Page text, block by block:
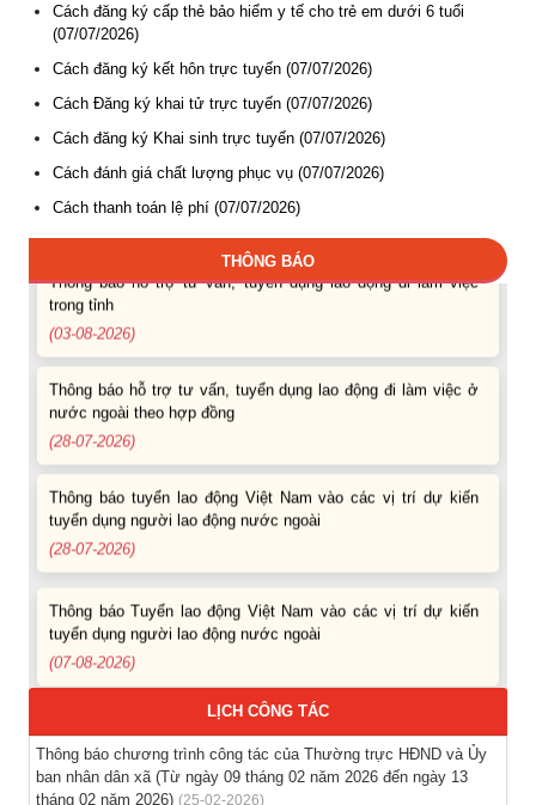
Cách đăng ký cấp thẻ bảo hiểm y tế cho trẻ em dưới 6 tuổi
(07/07/2026)
Cách đăng ký kết hôn trực tuyến (07/07/2026)
Cách Đăng ký khai tử trực tuyến (07/07/2026)
Cách đăng ký Khai sinh trực tuyến (07/07/2026)
Cách đánh giá chất lượng phục vụ (07/07/2026)
Cách thanh toán lệ phí (07/07/2026)
THÔNG BÁO
Thông báo Tuyển lao động Việt Nam vào các vị trí dự kiến
tuyển dụng người lao động nước ngoài
Thông báo các khóa đào tạo năm học 2026-2027
(04-08-2026)
Thông báo hỗ trợ tư vấn, tuyển dụng lao động đi làm việc
trong tỉnh
(03-08-2026)
nước ngoài theo hợp đồng
(28-07-2026)
tuyển dụng người lao động nước ngoài
(28-07-2026)
tuyển dụng người lao động nước ngoài
(07-08-2026)
Thông báo các khóa đào tạo năm học 2026-2027
Thông báo hỗ trợ tư vấn, tuyển dụng lao động đi làm việc
LỊCH CÔNG TÁC
Thông báo chương trình công tác của Thường trực HĐND và Ủy
ban nhân dân xã (Từ ngày 09 tháng 02 năm 2026 đến ngày 13
tháng 02 năm 2026) (25-02-2026)